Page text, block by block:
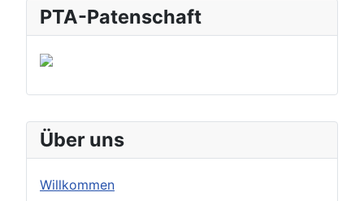
Über uns
Willkommen
PTA-Patenschaft